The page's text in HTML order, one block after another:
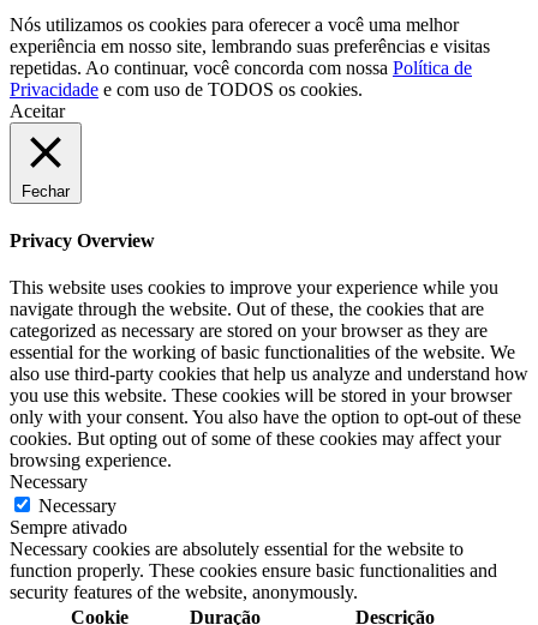
Nós utilizamos os cookies para oferecer a você uma melhor
experiência em nosso site, lembrando suas preferências e visitas
repetidas. Ao continuar, você concorda com nossa Política de
Privacidade e com uso de TODOS os cookies.
Aceitar
Fechar
Privacy Overview
This website uses cookies to improve your experience while you
navigate through the website. Out of these, the cookies that are
categorized as necessary are stored on your browser as they are
essential for the working of basic functionalities of the website. We
also use third-party cookies that help us analyze and understand how
you use this website. These cookies will be stored in your browser
only with your consent. You also have the option to opt-out of these
cookies. But opting out of some of these cookies may affect your
browsing experience.
Necessary
Necessary
Sempre ativado
Necessary cookies are absolutely essential for the website to
function properly. These cookies ensure basic functionalities and
security features of the website, anonymously.
Cookie
Duração Descrição